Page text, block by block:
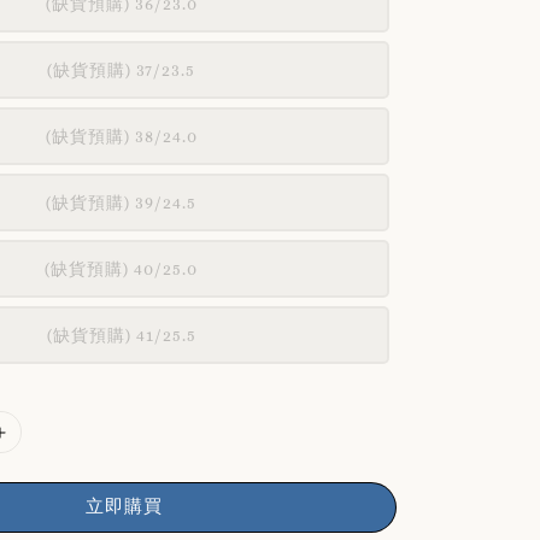
(缺貨預購) 37/23.5
(缺貨預購) 38/24.0
(缺貨預購) 39/24.5
(缺貨預購) 40/25.0
(缺貨預購) 41/25.5
立即購買